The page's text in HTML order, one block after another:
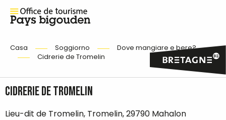
Casa Soggiorno
Dove mangiare e bere?
Cidrerie de Tromelin
Cidrerie de Tromelin
Lieu-dit de Tromelin, Tromelin, 29790 Mahalon